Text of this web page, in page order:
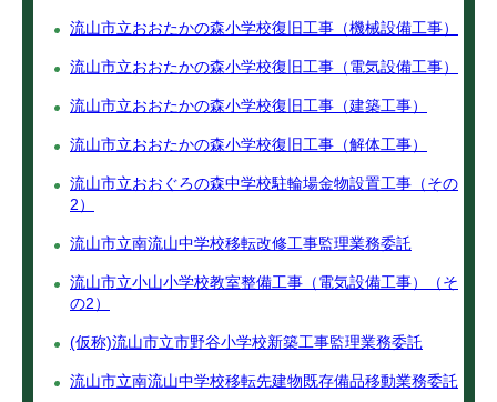
流山市立おおたかの森小学校復旧工事（機械設備工事）
流山市立おおたかの森小学校復旧工事（電気設備工事）
流山市立おおたかの森小学校復旧工事（建築工事）
流山市立おおたかの森小学校復旧工事（解体工事）
流山市立おおぐろの森中学校駐輪場金物設置工事（その
2）
流山市立南流山中学校移転改修工事監理業務委託
流山市立小山小学校教室整備工事（電気設備工事）（そ
の2）
(仮称)流山市立市野谷小学校新築工事監理業務委託
流山市立南流山中学校移転先建物既存備品移動業務委託